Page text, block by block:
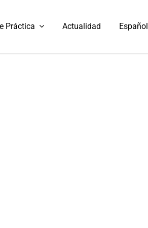
Práctica Actualidad Español